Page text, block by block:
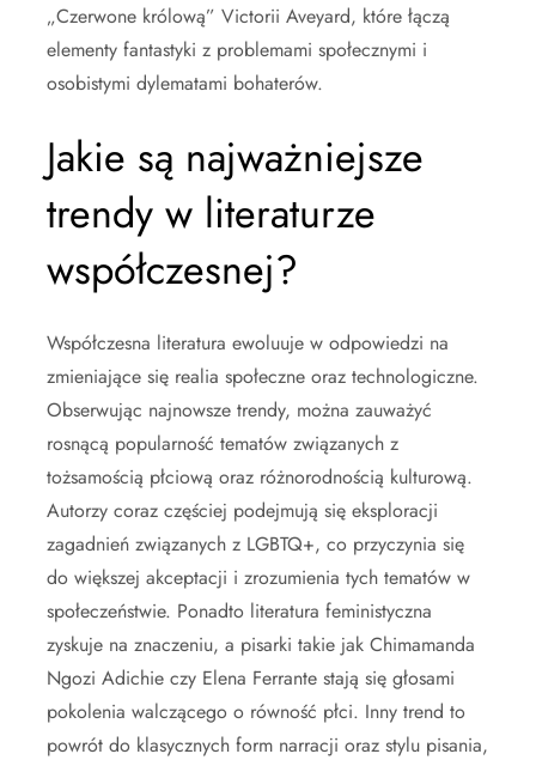
„Czerwone królową” Victorii Aveyard, które łączą
elementy fantastyki z problemami społecznymi i
osobistymi dylematami bohaterów.
Jakie są najważniejsze
trendy w literaturze
współczesnej?
Współczesna literatura ewoluuje w odpowiedzi na
zmieniające się realia społeczne oraz technologiczne.
Obserwując najnowsze trendy, można zauważyć
rosnącą popularność tematów związanych z
tożsamością płciową oraz różnorodnością kulturową.
Autorzy coraz częściej podejmują się eksploracji
zagadnień związanych z LGBTQ+, co przyczynia się
do większej akceptacji i zrozumienia tych tematów w
społeczeństwie. Ponadto literatura feministyczna
zyskuje na znaczeniu, a pisarki takie jak Chimamanda
Ngozi Adichie czy Elena Ferrante stają się głosami
pokolenia walczącego o równość płci. Inny trend to
powrót do klasycznych form narracji oraz stylu pisania,